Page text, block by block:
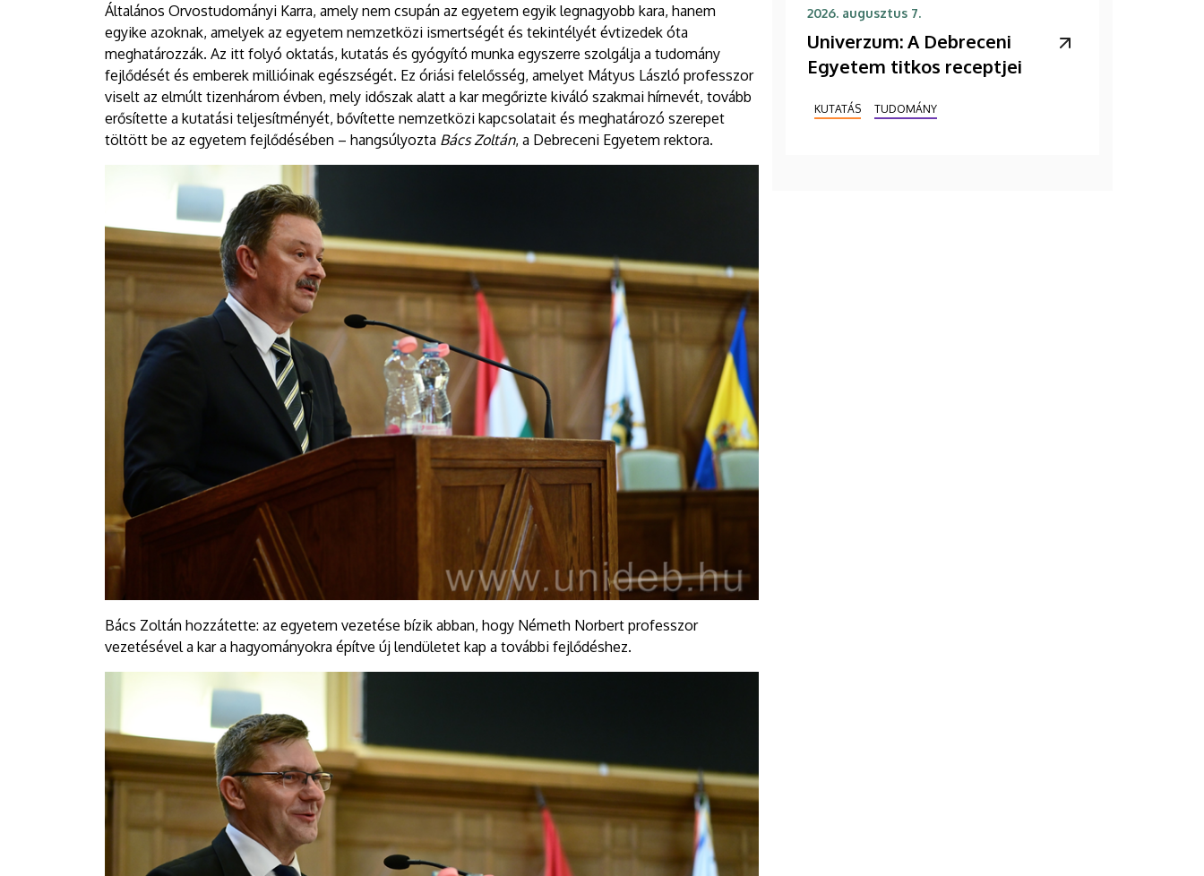
Általános Orvostudományi Karra, amely nem csupán az egyetem egyik legnagyobb kara, hanem
egyike azoknak, amelyek az egyetem nemzetközi ismertségét és tekintélyét évtizedek óta
meghatározzák. Az itt folyó oktatás, kutatás és gyógyító munka egyszerre szolgálja a tudomány
fejlődését és emberek millióinak egészségét. Ez óriási felelősség, amelyet Mátyus László professzor
viselt az elmúlt tizenhárom évben, mely időszak alatt a kar megőrizte kiváló szakmai hírnevét, tovább
erősítette a kutatási teljesítményét, bővítette nemzetközi kapcsolatait és meghatározó szerepet
töltött be az egyetem fejlődésében – hangsúlyozta Bács Zoltán, a Debreceni Egyetem rektora.
Bács Zoltán hozzátette: az egyetem vezetése bízik abban, hogy Németh Norbert professzor
vezetésével a kar a hagyományokra építve új lendületet kap a további fejlődéshez.
2026. augusztus 7.
Univerzum: A Debreceni
Egyetem titkos receptjei
KUTATÁS TUDOMÁNY